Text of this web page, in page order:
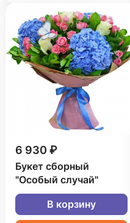
6 930 ₽
Букет сборный
"Особый случай"
В корзину